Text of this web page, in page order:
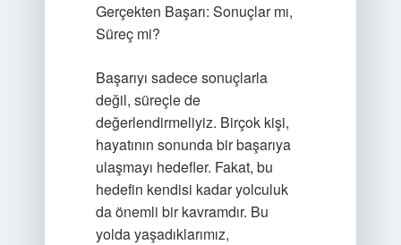
Gerçekten Başarı: Sonuçlar mı,
Süreç mi?
Başarıyı sadece sonuçlarla
değil, süreçle de
değerlendirmeliyiz. Birçok kişi,
hayatının sonunda bir başarıya
ulaşmayı hedefler. Fakat, bu
hedefin kendisi kadar yolculuk
da önemli bir kavramdır. Bu
yolda yaşadıklarımız,